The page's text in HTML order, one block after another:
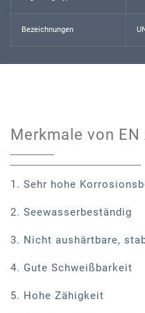
Bezeichnungen
Merkmale von EN
1. Sehr hohe
2. Seewasserbeständig
3. Nicht aushärtbare,
4. Gute Schweißbarkeit
5. Hohe Zähigkeit